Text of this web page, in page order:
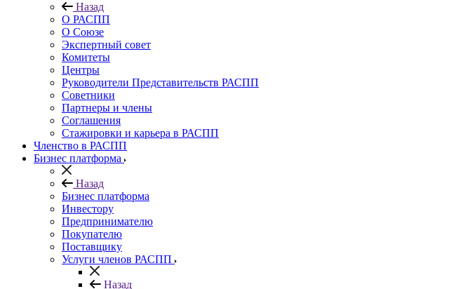
Назад
О РАСПП
О Союзе
Экспертный совет
Комитеты
Центры
Руководители Представительств РАСПП
Советники
Партнеры и члены
Соглашения
Стажировки и карьера в РАСПП
Членство в РАСПП
Бизнес платформа
Назад
Бизнес платформа
Инвестору
Предпринимателю
Покупателю
Поставщику
Услуги членов РАСПП
Назад